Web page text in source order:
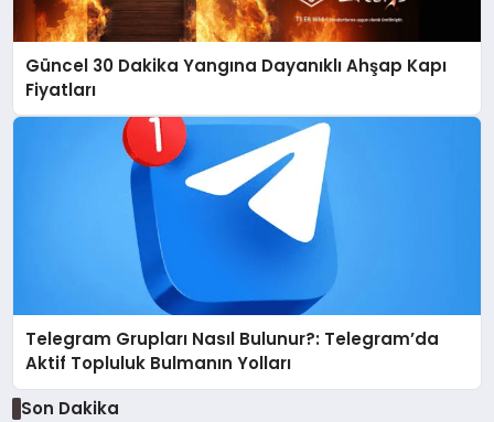
Güncel 30 Dakika Yangına Dayanıklı Ahşap Kapı
Fiyatları
Telegram Grupları Nasıl Bulunur?: Telegram’da
Aktif Topluluk Bulmanın Yolları
Son Dakika